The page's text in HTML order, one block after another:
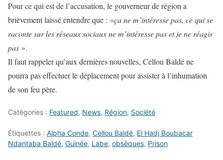
Pour ce qui est de l’accusation, le gouverneur de région a
brièvement laissé entendre que : »ça ne m’intéresse pas, ce qui se
raconte sur les réseaux sociaux ne m’intéresse pas et je ne réagis
pas ».
Il faut rappeler qu’aux dernières nouvelles, Cellou Baldé ne
pourra pas effectuer le déplacement pour assister à l’inhumation
de son feu père.
Catégories : Featured, News, Région, Société
Étiquettes : Alpha Conde, Cellou Baldé, El Hadj Boubacar
Ndantaba Baldé, Guinée, Labe, obsèques, Prison